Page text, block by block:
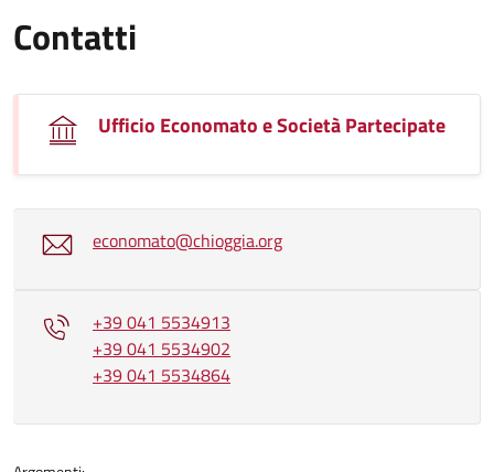
Contatti
Ufficio Economato e Società Partecipate
economato@chioggia.org
+39 041 5534913
+39 041 5534902
+39 041 5534864